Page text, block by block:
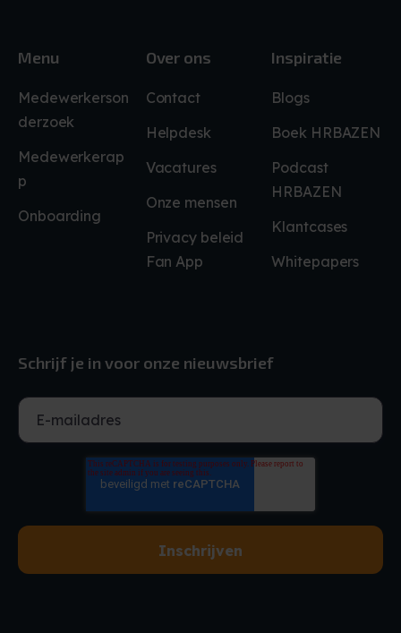
Menu
Medewerkerson
derzoek
Medewerkerap
p
Onboarding
Over ons
Contact
Helpdesk
Vacatures
Onze mensen
Privacy beleid
Fan App
Inspiratie
Blogs
Boek HRBAZEN
Podcast
HRBAZEN
Klantcases
Whitepapers
Schrijf je in voor onze nieuwsbrief